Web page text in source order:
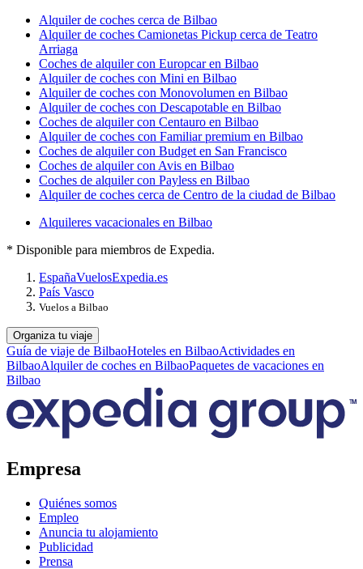
Alquiler de coches cerca de Bilbao
Alquiler de coches Camionetas Pickup cerca de Teatro
Arriaga
Coches de alquiler con Europcar en Bilbao
Alquiler de coches con Mini en Bilbao
Alquiler de coches con Monovolumen en Bilbao
Alquiler de coches con Descapotable en Bilbao
Coches de alquiler con Centauro en Bilbao
Alquiler de coches con Familiar premium en Bilbao
Coches de alquiler con Budget en San Francisco
Coches de alquiler con Avis en Bilbao
Coches de alquiler con Payless en Bilbao
Alquiler de coches cerca de Centro de la ciudad de Bilbao
Alquileres vacacionales en Bilbao
* Disponible para miembros de Expedia.
EspañaVuelosExpedia.es
País Vasco
Vuelos a Bilbao
Organiza tu viaje
Guía de viaje de BilbaoHoteles en BilbaoActividades en
BilbaoAlquiler de coches en BilbaoPaquetes de vacaciones en
Bilbao
Empresa
Quiénes somos
Empleo
Anuncia tu alojamiento
Publicidad
Prensa